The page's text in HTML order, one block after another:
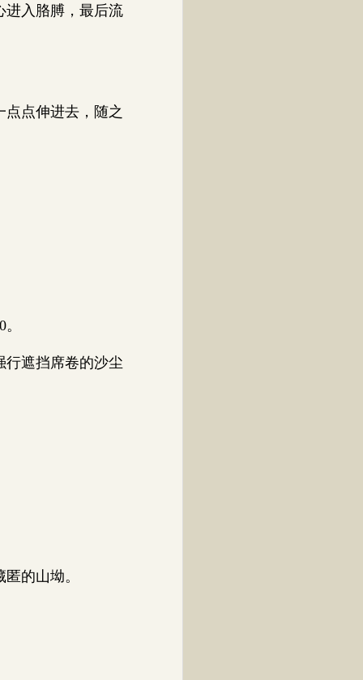
入胳膊，最后流
点伸进去，随之
遮挡席卷的沙尘
的山坳。